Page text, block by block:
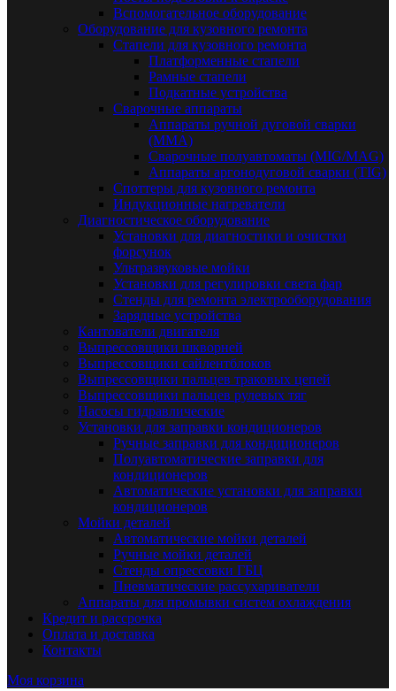
Вспомогательное оборудование
Оборудование для кузовного ремонта
Стапели для кузовного ремонта
Платформенные стапели
Рамные стапели
Подкатные устройства
Сварочные аппараты
Аппараты ручной дуговой сварки
(MMA)
Сварочные полуавтоматы (MIG/MAG)
Аппараты аргонодуговой сварки (TIG)
Споттеры для кузовного ремонта
Индукционные нагреватели
Диагностическое оборудование
Установки для диагностики и очистки
форсунок
Ультразвуковые мойки
Установки для регулировки света фар
Стенды для ремонта электрооборудования
Зарядные устройства
Кантователи двигателя
Выпрессовщики шкворней
Выпрессовщики сайлентблоков
Выпрессовщики пальцев траковых цепей
Выпрессовщики пальцев рулевых тяг
Насосы гидравлические
Установки для заправки кондиционеров
Ручные заправки для кондиционеров
Полуавтоматические заправки для
кондиционеров
Автоматические установки для заправки
кондиционеров
Мойки деталей
Автоматические мойки деталей
Ручные мойки деталей
Стенды опрессовки ГБЦ
Пневматические рассухариватели
Аппараты для промывки систем охлаждения
Кредит и рассрочка
Оплата и доставка
Контакты
Моя корзина